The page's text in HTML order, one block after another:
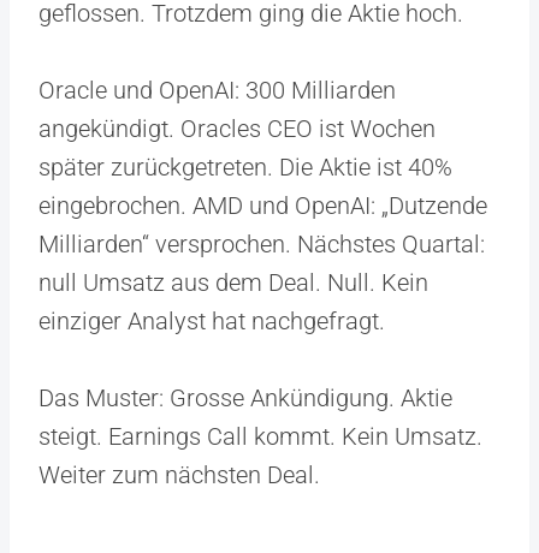
geflossen. Trotzdem ging die Aktie hoch.
Oracle und OpenAI: 300 Milliarden
angekündigt. Oracles CEO ist Wochen
später zurückgetreten. Die Aktie ist 40%
eingebrochen. AMD und OpenAI: „Dutzende
Milliarden“ versprochen. Nächstes Quartal:
null Umsatz aus dem Deal. Null. Kein
einziger Analyst hat nachgefragt.
Das Muster: Grosse Ankündigung. Aktie
steigt. Earnings Call kommt. Kein Umsatz.
Weiter zum nächsten Deal.